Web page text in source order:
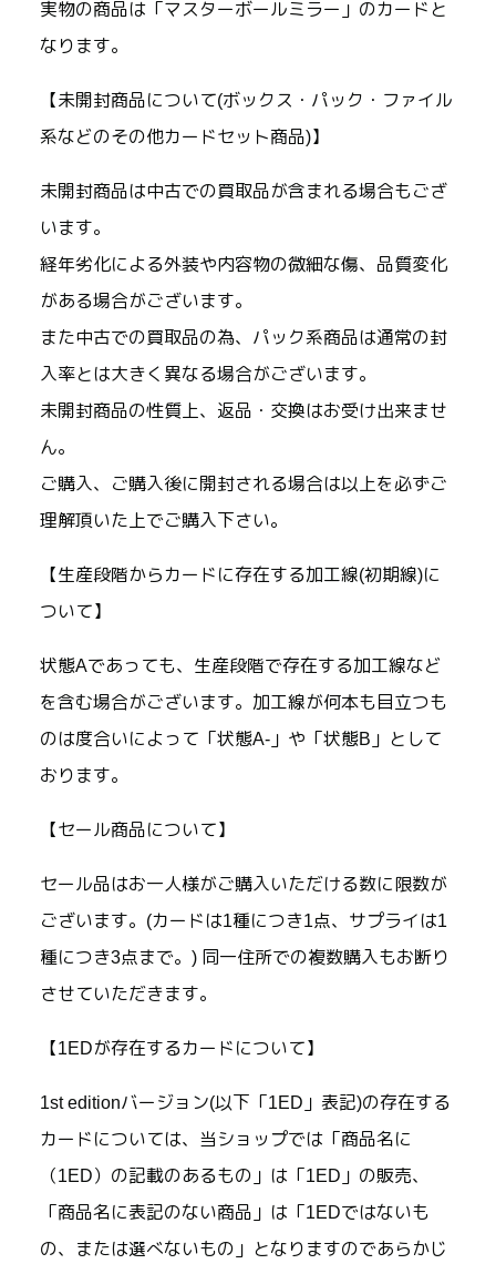
実物の商品は「マスターボールミラー」のカードと
なります。
【未開封商品について(ボックス・パック・ファイル
系などのその他カードセット商品)】
未開封商品は中古での買取品が含まれる場合もござ
います。
経年劣化による外装や内容物の微細な傷、品質変化
がある場合がございます。
また中古での買取品の為、パック系商品は通常の封
入率とは大きく異なる場合がございます。
未開封商品の性質上、返品・交換はお受け出来ませ
ん。
ご購入、ご購入後に開封される場合は以上を必ずご
理解頂いた上でご購入下さい。
【生産段階からカードに存在する加工線(初期線)に
ついて】
状態Aであっても、生産段階で存在する加工線など
を含む場合がございます。加工線が何本も目立つも
のは度合いによって「状態A-」や「状態B」として
おります。
【セール商品について】
セール品はお一人様がご購入いただける数に限数が
ございます。(カードは1種につき1点、サプライは1
種につき3点まで。) 同一住所での複数購入もお断り
させていただきます。
【1EDが存在するカードについて】
1st editionバージョン(以下「1ED」表記)の存在する
カードについては、当ショップでは「商品名に
（1ED）の記載のあるもの」は「1ED」の販売、
「商品名に表記のない商品」は「1EDではないも
の、または選べないもの」となりますのであらかじ